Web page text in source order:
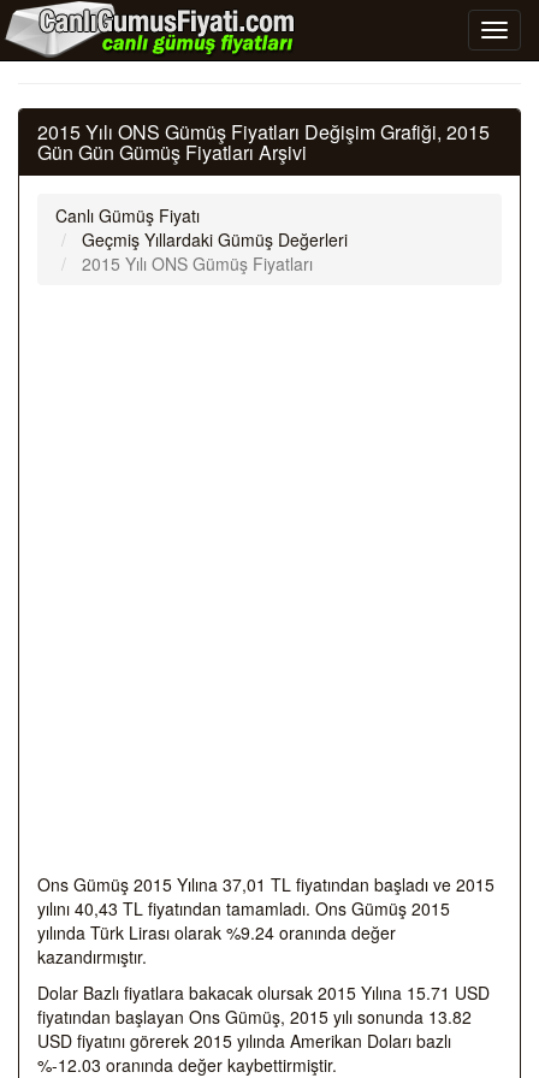
2015 Yılı ONS Gümüş Fiyatları Değişim Grafiği, 2015
Gün Gün Gümüş Fiyatları Arşivi
Canlı Gümüş Fiyatı
Geçmiş Yıllardaki Gümüş Değerleri
2015 Yılı ONS Gümüş Fiyatları
Ons Gümüş 2015 Yılına 37,01 TL fiyatından başladı ve 2015
yılını 40,43 TL fiyatından tamamladı. Ons Gümüş 2015
yılında Türk Lirası olarak %9.24 oranında değer
kazandırmıştır.
Dolar Bazlı fiyatlara bakacak olursak 2015 Yılına 15.71 USD
fiyatından başlayan Ons Gümüş, 2015 yılı sonunda 13.82
USD fiyatını görerek 2015 yılında Amerikan Doları bazlı
%-12.03 oranında değer kaybettirmiştir.